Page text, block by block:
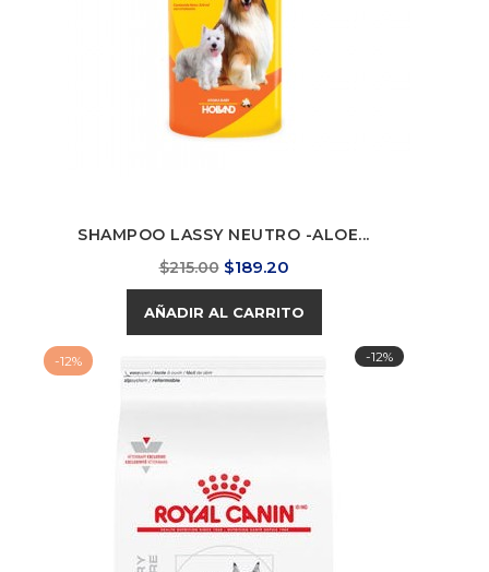
SHAMPOO LASSY NEUTRO -ALOE...
Precio
base
$215.00 Precio
$189.20
AÑADIR AL CARRITO
-12%
-12%